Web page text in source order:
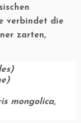
verbindet die
zarten,
)
)
mongolica,